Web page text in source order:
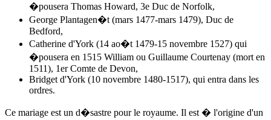
�pousera Thomas Howard, 3e Duc de Norfolk,
George Plantagen�t (mars 1477-mars 1479), Duc de
Bedford,
Catherine d'York (14 ao�t 1479-15 novembre 1527) qui
�pousera en 1515 William ou Guillaume Courtenay (mort en
1511), 1er Comte de Devon,
Bridget d'York (10 novembre 1480-1517), qui entra dans les
ordres.
Ce mariage est un d�sastre pour le royaume. Il est � l'origine d'un